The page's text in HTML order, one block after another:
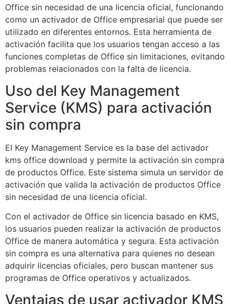
Office sin necesidad de una licencia oficial, funcionando
como un activador de Office empresarial que puede ser
utilizado en diferentes entornos. Esta herramienta de
activación facilita que los usuarios tengan acceso a las
funciones completas de Office sin limitaciones, evitando
problemas relacionados con la falta de licencia.
Uso del Key Management
Service (KMS) para activación
sin compra
El Key Management Service es la base del activador
kms office download y permite la activación sin compra
de productos Office. Este sistema simula un servidor de
activación que valida la activación de productos Office
sin necesidad de una licencia oficial.
Con el activador de Office sin licencia basado en KMS,
los usuarios pueden realizar la activación de productos
Office de manera automática y segura. Esta activación
sin compra es una alternativa para quienes no desean
adquirir licencias oficiales, pero buscan mantener sus
programas de Office operativos y actualizados.
Ventajas de usar activador KMS